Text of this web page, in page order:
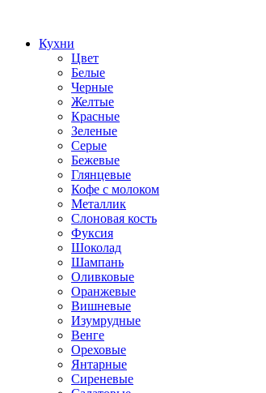
Кухни
Цвет
Белые
Черные
Желтые
Красные
Зеленые
Серые
Бежевые
Глянцевые
Кофе с молоком
Металлик
Слоновая кость
Фуксия
Шоколад
Шампань
Оливковые
Оранжевые
Вишневые
Изумрудные
Венге
Ореховые
Янтарные
Сиреневые